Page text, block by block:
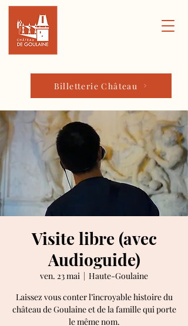
Billetterie Château
Visite libre (avec
Audioguide)
ven. 23 mai
  |
Haute-Goulaine
Laissez vous conter l’incroyable histoire du
château de Goulaine et de la famille qui porte
le même nom.